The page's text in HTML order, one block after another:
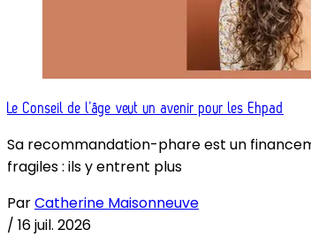
Le Conseil de l’âge veut un avenir pour les Ehpad
Sa recommandation-phare est un
fragiles : ils y entrent plus
ParCatherine Maisonneuve
/ 16 juil. 2026